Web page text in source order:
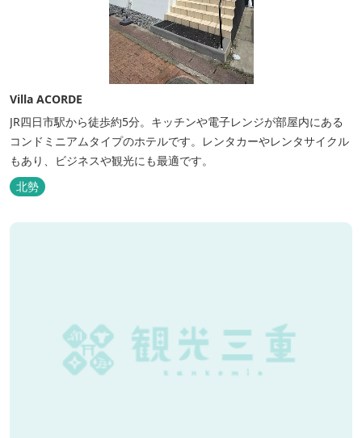
Villa ACORDE
JR四日市駅から徒歩約5分。キッチンや電子レンジが部屋内にある
コンドミニアムタイプのホテルです。レンタカーやレンタサイクル
もあり、ビジネスや観光にも最適です。
北勢